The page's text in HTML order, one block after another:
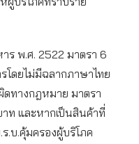
พ.ศ. 2522 มาตรา 6
โดยไม่มีฉลากภาษาไทย
ดทางกฎหมาย มาตรา
ท และหากเป็นสินค้าที่
.บ.คุ้มครองผู้บริโภค